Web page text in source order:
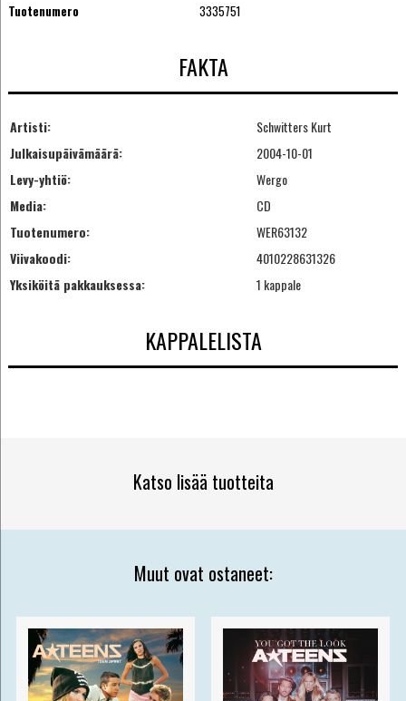
Tuotenumero
3335751
FAKTA
Artisti:
Schwitters Kurt
Julkaisupäivämäärä:
2004-10-01
Levy-yhtiö:
Wergo
Media:
CD
Tuotenumero:
WER63132
Viivakoodi:
4010228631326
Yksiköitä pakkauksessa:
1 kappale
KAPPALELISTA
Katso lisää tuotteita
Muut ovat ostaneet: